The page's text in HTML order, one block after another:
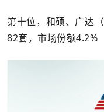
第十位，和硕、广达
82套，市场份额4.2%